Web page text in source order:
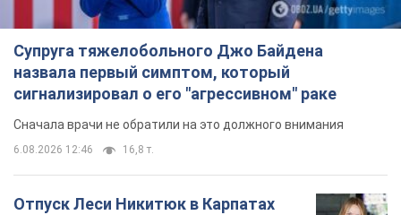
Супруга тяжелобольного Джо Байдена
назвала первый симптом, который
сигнализировал о его "агрессивном" раке
Сначала врачи не обратили на это должного внимания
6.08.2026 12:46 16,8 т.
Отпуск Леси Никитюк в Карпатах